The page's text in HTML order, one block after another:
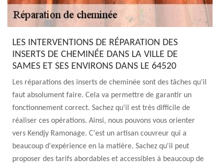
LES INTERVENTIONS DE RÉPARATION DES
INSERTS DE CHEMINÉE DANS LA VILLE DE
SAMES ET SES ENVIRONS DANS LE 64520
Les réparations des inserts de cheminée sont des tâches qu'il
faut absolument faire. Cela va permettre de garantir un
fonctionnement correct. Sachez qu'il est très difficile de
réaliser ces opérations. Ainsi, nous pouvons vous orienter
vers Kendjy Ramonage. C'est un artisan couvreur qui a
beaucoup d'expérience en la matière. Sachez qu'il peut
proposer des tarifs abordables et accessibles à beaucoup de